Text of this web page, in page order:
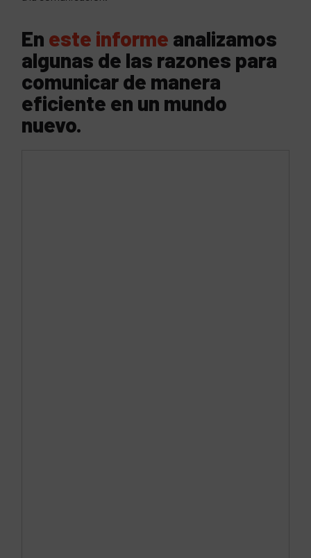
En este informe analizamos
algunas de las razones para
comunicar de manera
eficiente en un mundo
nuevo.